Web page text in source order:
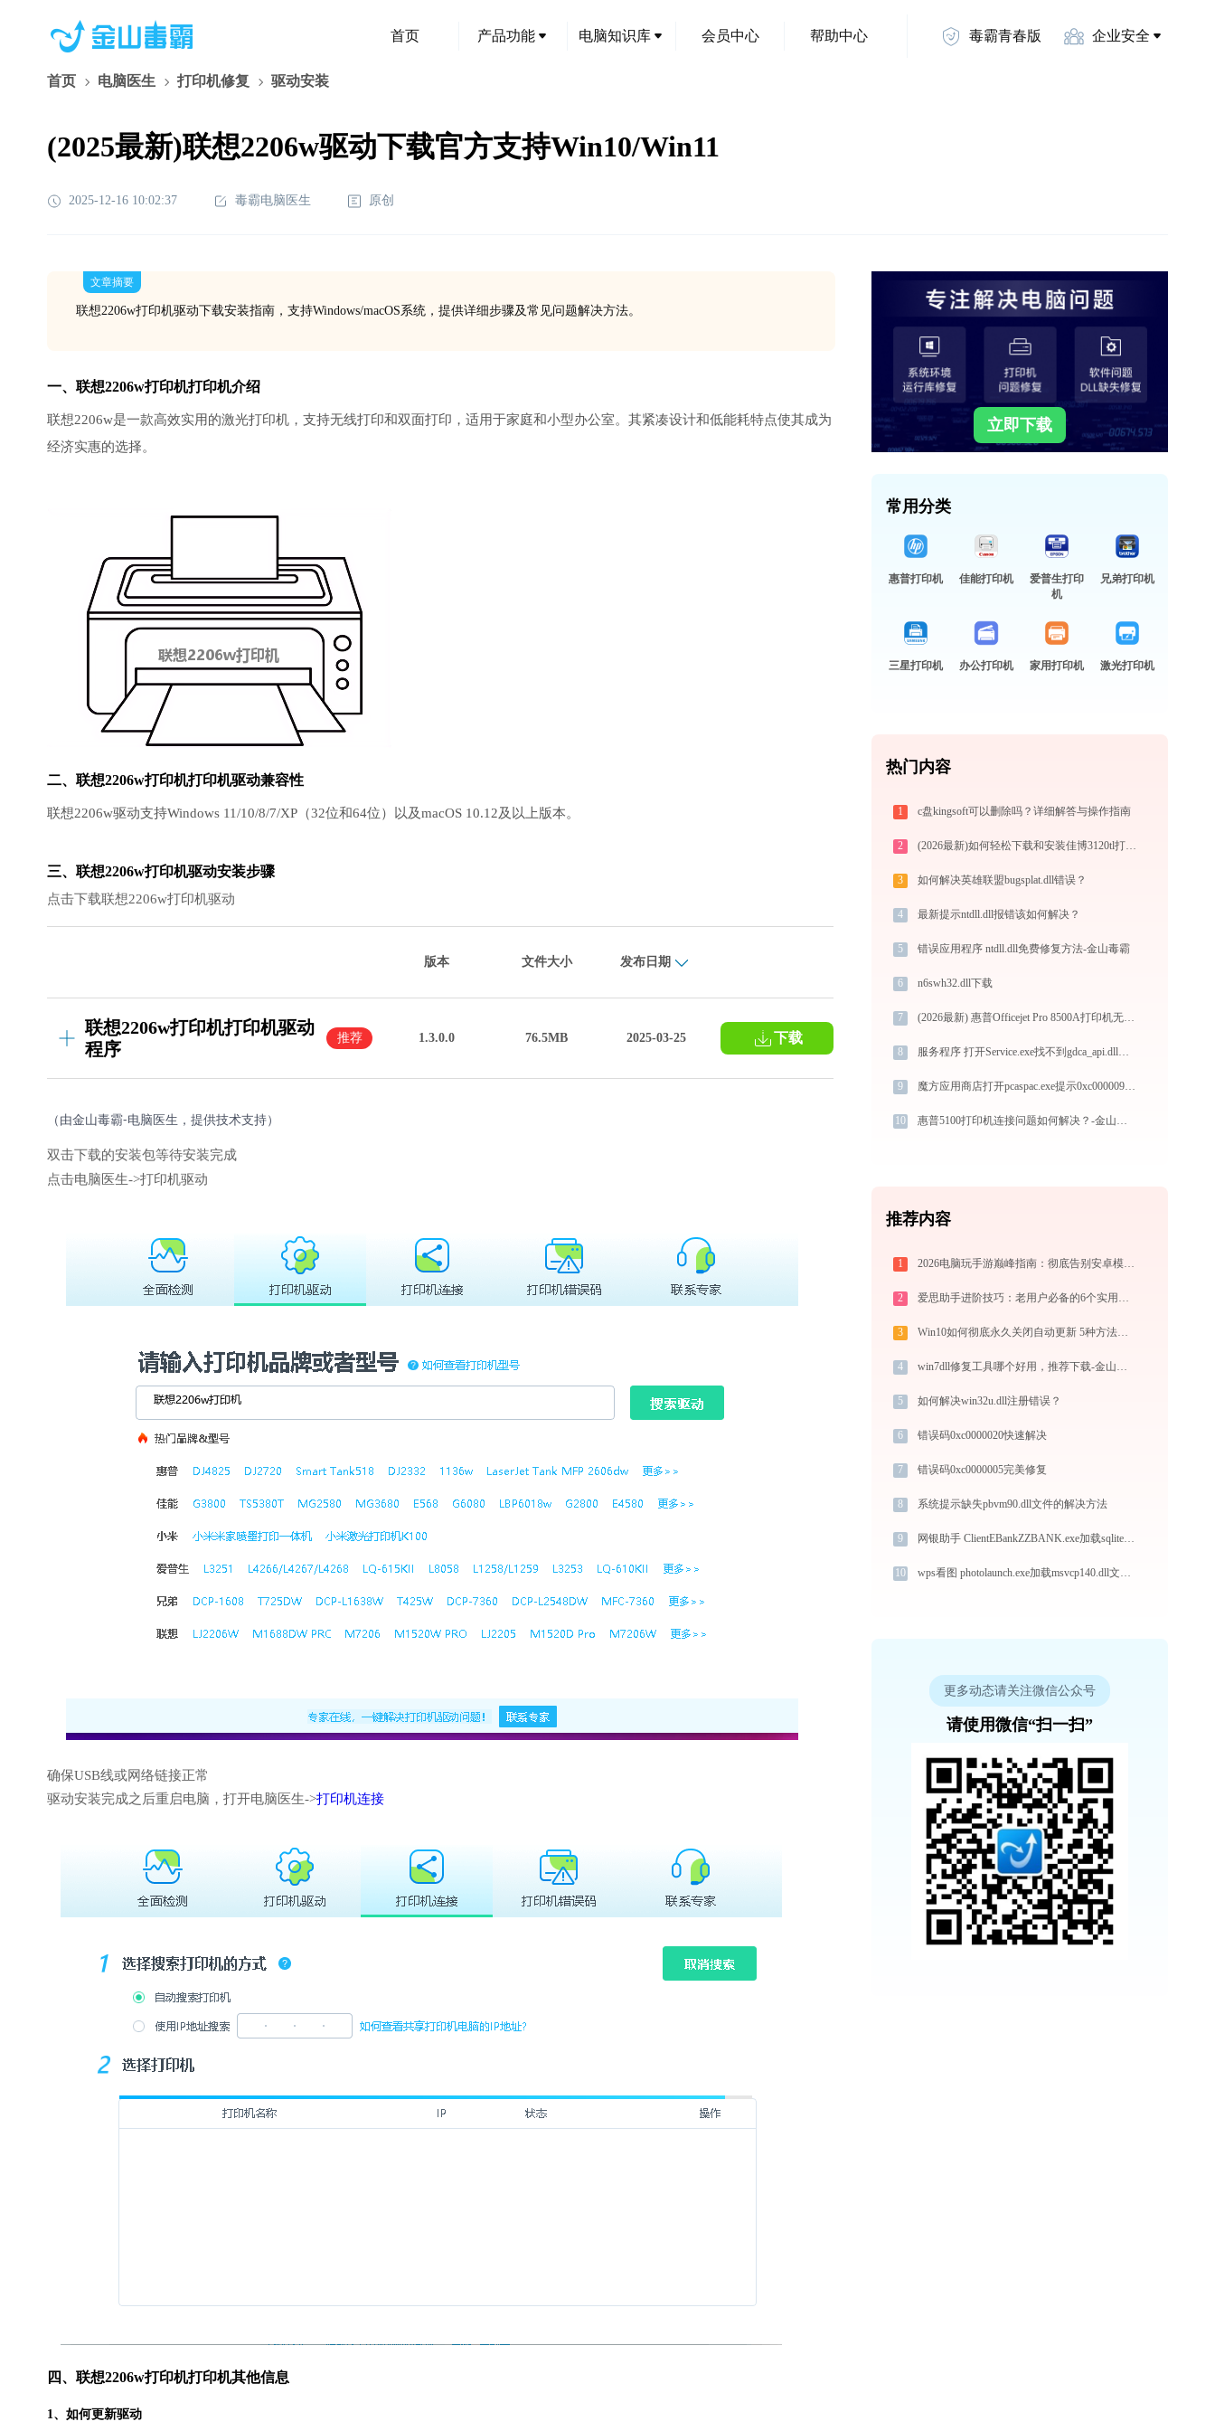
首页 产品功能 电脑知识库 会员中心 帮助中心 毒霸青春版 企业安全
首页 电脑医生 打印机修复 驱动安装
(2025最新)联想2206w驱动下载官方支持Win10/Win11
2025-12-16 10:02:37 毒霸电脑医生 原创
文章摘要
联想2206w打印机驱动下载安装指南，支持Windows/macOS系统，提供详细步骤及常见问题解决方法。
一、联想2206w打印机打印机介绍
联想2206w是一款高效实用的激光打印机，支持无线打印和双面打印，适用于家庭和小型办公室。其紧凑设计和低能耗特点使其成为
经济实惠的选择。
二、联想2206w打印机打印机驱动兼容性
联想2206w驱动支持Windows 11/10/8/7/XP（32位和64位）以及macOS 10.12及以上版本。
三、联想2206w打印机驱动安装步骤
点击下载联想2206w打印机驱动
版本 文件大小 发布日期
联想2206w打印机打印机驱动
程序
推荐 1.3.0.0 76.5MB 2025-03-25 下载
（由金山毒霸-电脑医生，提供技术支持）
双击下载的安装包等待安装完成
点击电脑医生->打印机驱动
确保USB线或网络链接正常
驱动安装完成之后重启电脑，打开电脑医生->打印机连接
四、联想2206w打印机打印机其他信息
1、如何更新驱动
立即下载
常用分类
惠普打印机 佳能打印机
爱普生打印
机
兄弟打印机
三星打印机 办公打印机 家用打印机 激光打印机
热门内容
1 c盘kingsoft可以删除吗？详细解答与操作指南
2 (2026最新)如何轻松下载和安装佳博3120tl打印机驱动？跟着这篇指南走
3 如何解决英雄联盟bugsplat.dll错误？
4 最新提示ntdll.dll报错该如何解决？
5 错误应用程序 ntdll.dll免费修复方法-金山毒霸
6 n6swh32.dll下载
7 (2026最新) 惠普Officejet Pro 8500A打印机无法连接？教你解决方法 - 金山毒霸
8 服务程序 打开Service.exe找不到gdca_api.dll怎么办
9 魔方应用商店打开pcaspac.exe提示0xc0000096错误码怎么办
10 惠普5100打印机连接问题如何解决？-金山毒霸
推荐内容
1 2026电脑玩手游巅峰指南：彻底告别安卓模拟器卡顿与捆绑，体验官方原生多端互通
2 爱思助手进阶技巧：老用户必备的6个实用方法
3 Win10如何彻底永久关闭自动更新 5种方法教你永久关闭win10自动更新
4 win7dll修复工具哪个好用，推荐下载-金山毒霸
5 如何解决win32u.dll注册错误？
6 错误码0xc0000020快速解决
7 错误码0xc0000005完美修复
8 系统提示缺失pbvm90.dll文件的解决方法
9 网银助手 ClientEBankZZBANK.exe加载sqlite3.dll文件丢失处理办法
10 wps看图 photolaunch.exe加载msvcp140.dll文件丢失处理办法
更多动态请关注微信公众号
请使用微信“扫一扫”